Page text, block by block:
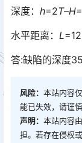
深度： h=2T–H
水平距离： L
答:缺陷的深度
风险： 本站内容
能已失效，请谨慎
声明： 本站内容
担。若存在侵权